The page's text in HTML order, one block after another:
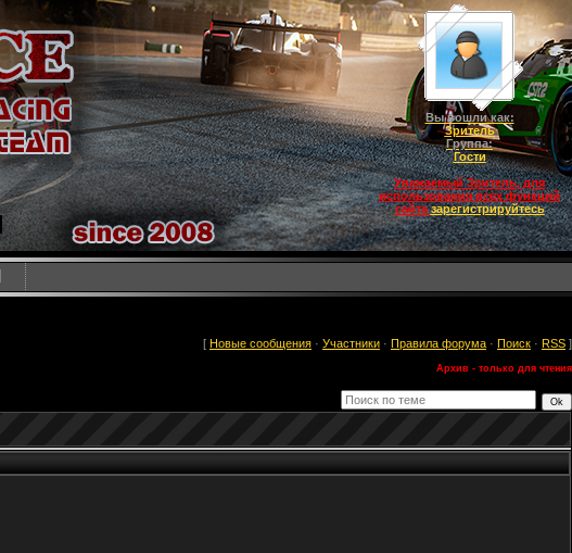
Вы вошли как:
Зритель
Группа:
Гости
Уважаемый Зритель, для
использования всех функций
сайтазарегистрируйтесь
[ Новые сообщения · Участники · Правила форума · Поиск · RSS ]
Архив - только для чтения